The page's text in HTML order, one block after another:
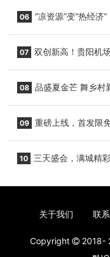
06 “凉资源”变“热经济
07 双创新高！贵阳机
08 品盛夏金芒 舞乡村
09 重磅上线，首发限
10 三天盛会，满城精
关于我们 联
Copyright 2018-